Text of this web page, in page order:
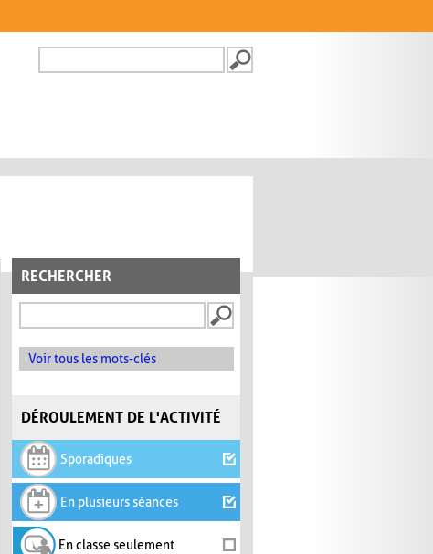
FORMULAIRE DE
RECHERCHER
Voir tous les mots-clés
DÉROULEMENT DE L'ACTIVITÉ
Sporadiques
En plusieurs séances
En classe seulement